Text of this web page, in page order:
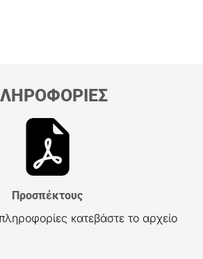
Προσπέκτους
κατεβάστε το αρχείο